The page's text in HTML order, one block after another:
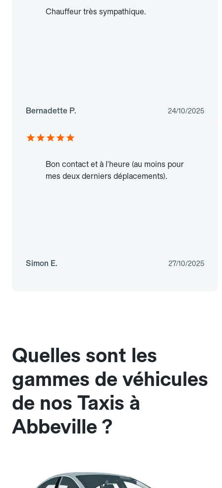
Chauffeur très sympathique.
Bernadette P. 24/10/2025
Bon contact et à l'heure (au moins pour
mes deux derniers déplacements).
Simon E. 27/10/2025
Quelles sont les
gammes de véhicules
de nos Taxis à
Abbeville ?